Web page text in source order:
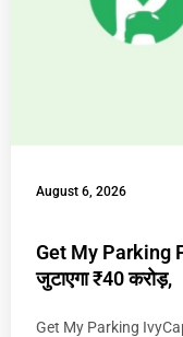
August 6, 2026
Get My Parking
जुटाएगा ₹40 करोड़,
Get My Parking